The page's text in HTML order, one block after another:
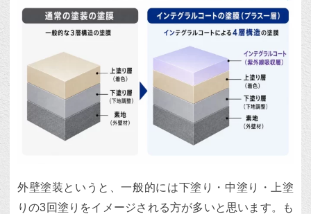
外壁塗装というと、一般的には下塗り・中塗り・上塗
りの3回塗りをイメージされる方が多いと思います。も